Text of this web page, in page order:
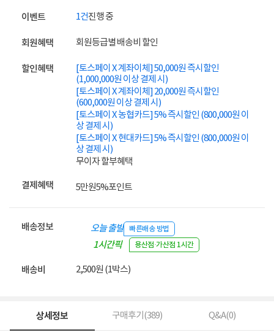
이벤트 1건진행 중
회원혜택 회원등급별 배송비 할인
할인혜택
[토스페이 X 계좌이체] 50,000원 즉시할인
(1,000,000원 이상 결제 시)
[토스페이 X 계좌이체] 20,000원 즉시할인
(600,000원 이상 결제 시)
[토스페이 X 농협카드] 5% 즉시할인 (800,000원 이
상 결제 시)
[토스페이 X 현대카드] 5% 즉시할인 (800,000원 이
상 결제 시)
무이자 할부혜택
결제혜택 5만원5%포인트
배송정보 오늘 출발 빠른배송 방법
1시간픽
용산점·가산점 1시간
배송비 2,500원 (1박스)
상세정보 구매후기(389) Q&A(0)